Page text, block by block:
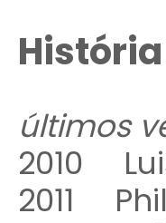
História
últimos
2010
2011